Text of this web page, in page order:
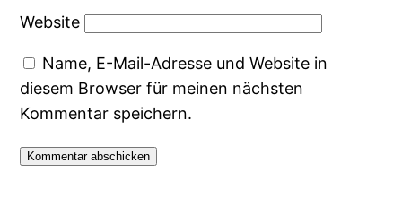
Website
Name, E-Mail-Adresse und Website in
diesem Browser für meinen nächsten
Kommentar speichern.